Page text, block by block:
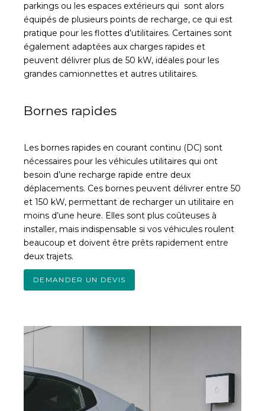
parkings ou les espaces extérieurs qui sont alors
équipés de plusieurs points de recharge, ce qui est
pratique pour les flottes d’utilitaires. Certaines sont
également adaptées aux charges rapides et
peuvent délivrer plus de 50 kW, idéales pour les
grandes camionnettes et autres utilitaires.
Bornes rapides
Les bornes rapides en courant continu (DC) sont
nécessaires pour les véhicules utilitaires qui ont
besoin d’une recharge rapide entre deux
déplacements. Ces bornes peuvent délivrer entre 50
et 150 kW, permettant de recharger un utilitaire en
moins d’une heure. Elles sont plus coûteuses à
installer, mais indispensable si vos véhicules roulent
beaucoup et doivent être prêts rapidement entre
deux trajets.
DEMANDER UN DEVIS